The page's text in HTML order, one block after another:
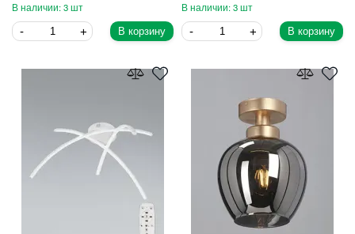
3
В корзину
3
В корзину